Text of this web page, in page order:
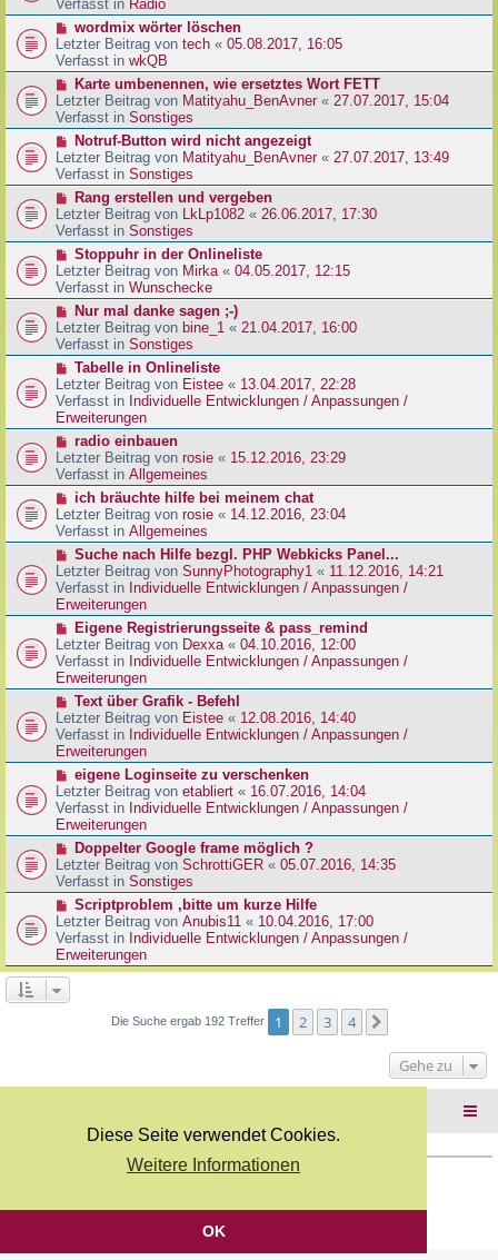
Diese Seite verwendet Cookies.
Weitere Informationen
OK
a
g
i
r
a
g
e
r
B
e
t
r
a
g
Verfasst in Radio
N
e
u
e
r
B
e
t
r
a
g
wordmix wörter löschen
Letzter Beitrag von tech « 05.08.2017, 16:05
Verfasst in wkQB
N
e
u
e
r
B
e
t
r
a
g
Karte umbenennen, wie ersetztes Wort FETT
Letzter Beitrag von Matityahu_BenAvner « 27.07.2017, 15:04
Verfasst in Sonstiges
N
e
u
e
r
B
e
t
r
a
g
Notruf-Button wird nicht angezeigt
Letzter Beitrag von Matityahu_BenAvner« 27.07.2017, 13:49
Verfasst in Sonstiges
N
e
u
e
r
B
e
t
r
a
g
Rang erstellen und vergeben
Letzter Beitrag von LkLp1082 « 26.06.2017, 17:30
Verfasst in Sonstiges
N
e
u
e
r
B
e
t
r
a
g
Stoppuhr in der Onlineliste
Letzter Beitrag von Mirka« 04.05.2017, 12:15
Verfasst in Wunschecke
N
e
u
e
r
B
e
i
r
a
g
Nur mal danke sagen ;-)
Letzter Beitrag von bine_1 « 21.04.2017, 16:00
Verfasst in Sonstiges
N
e
u
e
r
B
e
i
r
a
g
Tabelle in Onlineliste
Letzter Beitrag von Eistee « 13.04.2017, 22:28
Verfasst in Individuelle Entwicklungen / Anpassungen /
Erweiterungen
N
e
u
e
r
B
e
t
r
a
g
radio einbauen
Letzter Beitrag von rosie « 15.12.2016, 23:29
Verfasst in Allgemeines
N
e
u
e
r
B
e
i
r
a
g
ich bräuchte hilfe bei meinem chat
Letzter Beitrag von rosie « 14.12.2016, 23:04
Verfasst in Allgemeines
N
e
u
e
r
B
e
i
t
a
g
Suche nach Hilfe bezgl. PHP Webkicks Panel...
Letzter Beitrag von SunnyPhotography1 « 11.12.2016, 14:21
Verfasst in Individuelle Entwicklungen / Anpassungen /
Erweiterungen
N
e
u
e
r
B
e
i
t
a
g
Eigene Registrierungsseite & pass_remind
Letzter Beitrag von Dexxa« 04.10.2016, 12:00
Verfasst in Individuelle Entwicklungen / Anpassungen /
Erweiterungen
N
e
u
e
r
B
e
i
t
a
g
Text über Grafik - Befehl
Letzter Beitrag von Eistee « 12.08.2016, 14:40
Verfasst in Individuelle Entwicklungen / Anpassungen /
Erweiterungen
N
e
u
e
r
B
e
i
r
a
g
eigene Loginseite zu verschenken
Letzter Beitrag von etabliert « 16.07.2016, 14:04
Verfasst in Individuelle Entwicklungen / Anpassungen /
Erweiterungen
N
e
u
e
r
B
e
i
t
r
Doppelter Google frame möglich ?
Letzter Beitrag von SchrottiGER « 05.07.2016, 14:35
Verfasst in Sonstiges
N
e
u
e
r
e
g
Scriptproblem ,bitte um kurze Hilfe
Letzter Beitrag von Anubis11 « 10.04.2016, 17:00
Verfasst in Individuelle Entwicklungen / Anpassungen /
Erweiterungen
Die Suche ergab 192 Treffer 1 2 3 4
Gehe zu
Deutsche Übersetzung durchphpBB.de